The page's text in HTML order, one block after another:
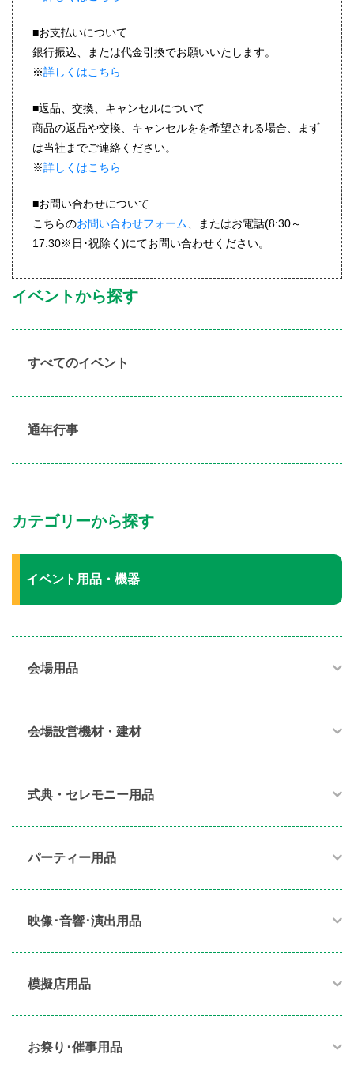
イベントから探す
すべてのイベント
通年行事
カテゴリーから探す
イベント用品・機器
会場用品
会場設営機材・建材
式典・セレモニー用品
パーティー用品​
映像･音響･演出用品​
模擬店用品​
お祭り･催事用品​
■お支払いについて
銀行振込、または代金引換でお願いいたします。
※詳しくはこちら
■返品、交換、キャンセルについて
商品の返品や交換、キャンセルをを希望される場合、まず
は当社までご連絡ください。
※詳しくはこちら
■お問い合わせについて
こちらのお問い合わせフォーム 、またはお電話(8:30～
17:30※日･祝除く)にてお問い合わせください。